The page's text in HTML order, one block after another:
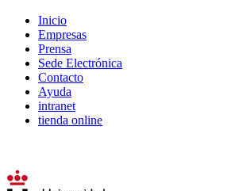
Inicio
Empresas
Prensa
Sede Electrónica
Contacto
Ayuda
intranet
tienda online